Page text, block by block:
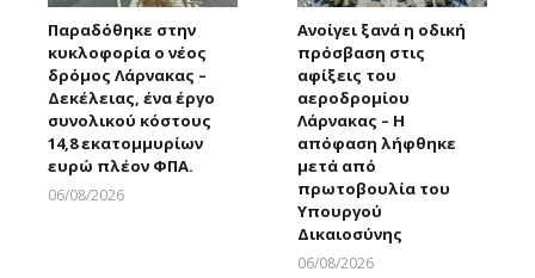
Παραδόθηκε στην
κυκλοφορία ο νέος
δρόμος Λάρνακας –
Δεκέλειας, ένα έργο
συνολικού κόστους
14,8 εκατομμυρίων
ευρώ πλέον ΦΠΑ.
06/08/2026
Ανοίγει ξανά η οδική
πρόσβαση στις
αφίξεις του
αεροδρομίου
Λάρνακας – Η
απόφαση λήφθηκε
μετά από
πρωτοβουλία του
Υπουργού
Δικαιοσύνης
06/08/2026